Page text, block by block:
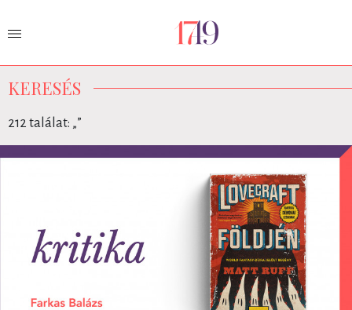
KERESÉS
212 találat: „”